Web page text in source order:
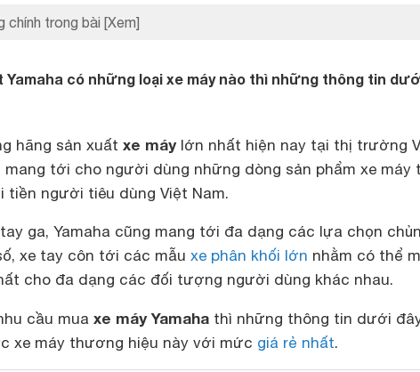
chính trong bài [Xem]
Yamaha có những loại xe máy nào thì những thông tin
hãng sản xuất xe máylớn nhất hiện nay tại thị trường
mang tới cho người dùng những dòng sản phẩm xe máy
tiền người tiêu dùng Việt Nam.
ga, Yamaha cũng mang tới đa dạng các lựa chọn
xe tay côn tới các mẫu xe phân khối lớn nhằm có thể
cho đa dạng các đối tượng người dùng khác nhau.
cầu mua xe máy Yamaha thì những thông tin dưới
xe máy thương hiệu này với mức giá rẻ nhất.